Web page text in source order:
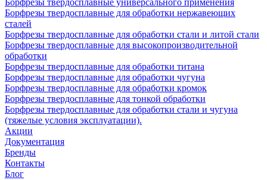
Борфрезы твердосплавные универсального применения
Борфрезы твердосплавные для обработки нержавеющих
сталей
Борфрезы твердосплавные для обработки стали и литой стали
Борфрезы твердосплавные для высокопроизводительной
обработки
Борфрезы твердосплавные для обработки титана
Борфрезы твердосплавные для обработки чугуна
Борфрезы твердосплавные для обработки кромок
Борфрезы твердосплавные для тонкой обработки
Борфрезы твердосплавные для обработки стали и чугуна
(тяжелые условия эксплуатации).
Акции
Документация
Бренды
Контакты
Блог